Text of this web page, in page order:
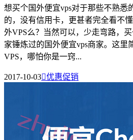
想买个国外便宜vps对于那些不熟悉
的，没有信用卡，更甚者完全看不
外VPS么？当然可以，少走弯路，
家锤炼过的国外便宜vps商家。这里
VPS，哪怕你是一窍...
2017-10-03优惠促销